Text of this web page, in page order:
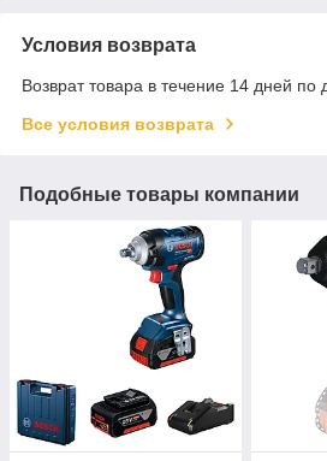
Условия возврата
Возврат товара в течение 14 дней по
Все условия возврата
Подобные товары компании